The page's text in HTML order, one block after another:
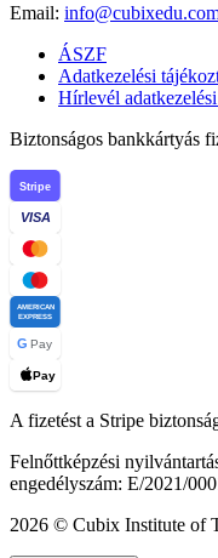
Email:
ÁSZF
Adatkezelési
Hírlevél
Biztonságos bankkártyás
Stripe
VISA
AMERICAN
EXPRESS
G Pay
Pay
A fizetést a Stripe
Felnőttképzési
engedélyszám: E/2021/
2026 © Cubix Institute of